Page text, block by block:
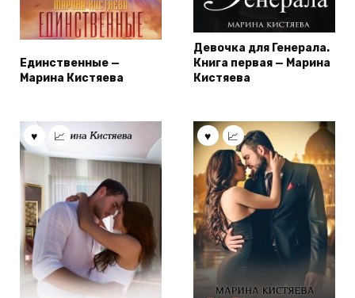
Единственные —
Марина Кистяева
Девочка для Генерала.
Книга первая — Марина
Кистяева